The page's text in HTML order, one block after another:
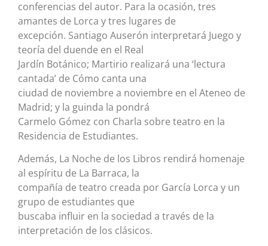
conferencias del autor. Para la ocasión, tres
amantes de Lorca y tres lugares de
excepción. Santiago Auserón interpretará Juego y
teoría del duende en el Real
Jardín Botánico; Martirio realizará una ‘lectura
cantada’ de Cómo canta una
ciudad de noviembre a noviembre en el Ateneo de
Madrid; y la guinda la pondrá
Carmelo Gómez con Charla sobre teatro en la
Residencia de Estudiantes.
Además, La Noche de los Libros rendirá homenaje
al espíritu de La Barraca, la
compañía de teatro creada por García Lorca y un
grupo de estudiantes que
buscaba influir en la sociedad a través de la
interpretación de los clásicos.